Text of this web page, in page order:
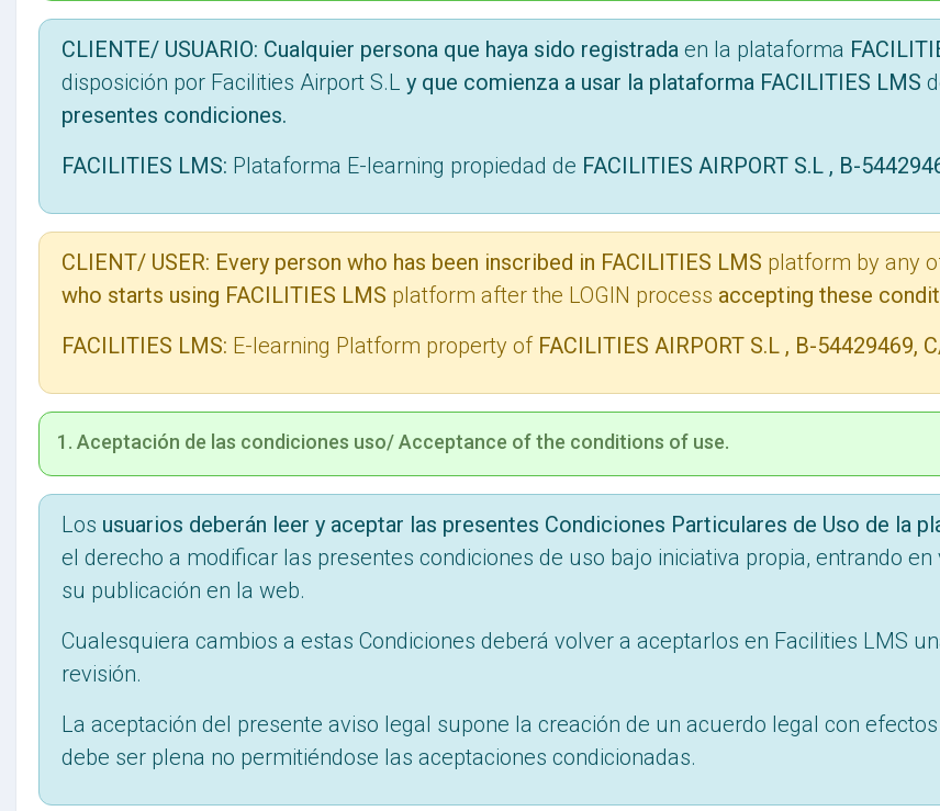
CLIENTE/ USUARIO: Cualquier persona que haya sido registrada en la plataforma
disposición por Facilities Airport S.L y que comienza a usar la plataforma FACILITIES LMS
presentes condiciones.
FACILITIES LMS: Plataforma E-learning propiedad de FACILITIES AIRPORT S.L , B-
CLIENT/ USER: Every person who has been inscribed in FACILITIES LMS platform by any
who starts using FACILITIES LMS platform after the LOGIN process accepting these
FACILITIES LMS: E-learning Platform property of FACILITIES AIRPORT S.L , B-54429469,
1. Aceptación de las condiciones uso/ Acceptance of the conditions of use.
Los usuarios deberán leer y aceptar las presentes Condiciones Particulares de Uso de la
el derecho a modificar las presentes condiciones de uso bajo iniciativa propia, entrando
su publicación en la web.
Cualesquiera cambios a estas Condiciones deberá volver a aceptarlos en Facilities LMS
revisión.
La aceptación del presente aviso legal supone la creación de un acuerdo legal con
debe ser plena no permitiéndose las aceptaciones condicionadas.